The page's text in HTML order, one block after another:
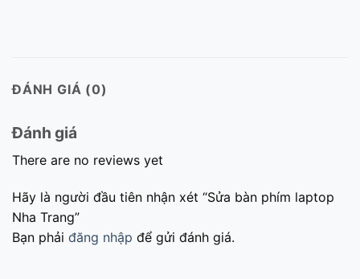
ĐÁNH GIÁ (0)
Đánh giá
There are no reviews yet
Hãy là người đầu tiên nhận xét “Sửa bàn phím laptop
Nha Trang”
Bạn phải đăng nhập để gửi đánh giá.